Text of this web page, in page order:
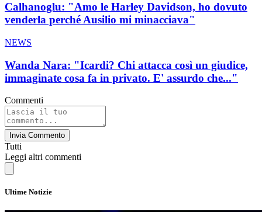
Calhanoglu: "Amo le Harley Davidson, ho dovuto
venderla perché Ausilio mi minacciava"
NEWS
Wanda Nara: "Icardi? Chi attacca così un giudice,
immaginate cosa fa in privato. E' assurdo che..."
Commenti
Invia Commento
Tutti
Leggi altri commenti
Ultime Notizie